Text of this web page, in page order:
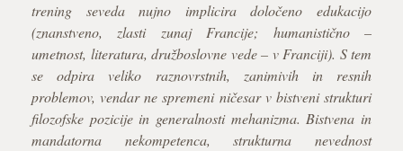
trening seveda nujno implicira določeno edukacijo
(znanstveno, zlasti zunaj Francije; humanistično –
umetnost, literatura, družboslovne vede – v Franciji). S tem
se odpira veliko raznovrstnih, zanimivih in resnih
problemov, vendar ne spremeni ničesar v bistveni strukturi
filozofske pozicije in generalnosti mehanizma. Bistvena in
mandatorna nekompetenca, strukturna nevednost